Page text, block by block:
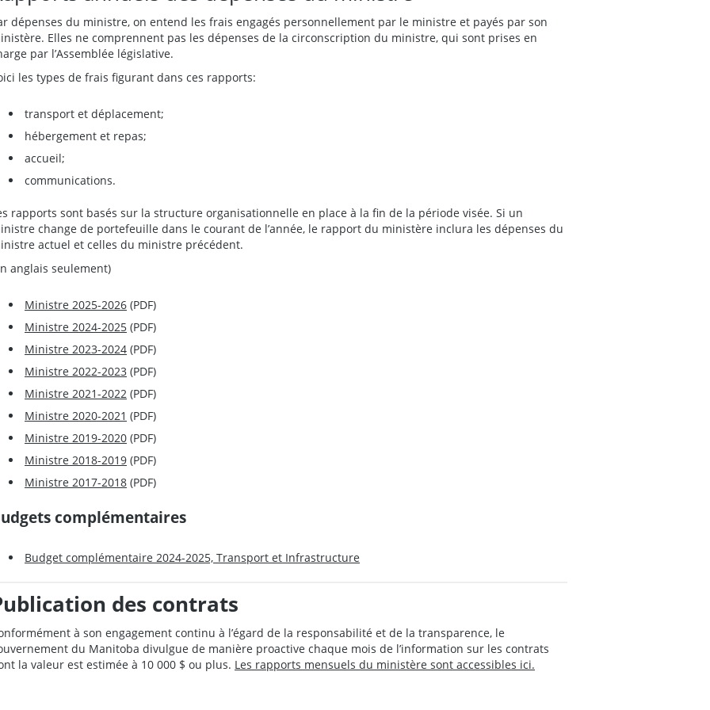
dépenses du ministre, on entend les frais engagés personnellement par le ministre et payés par son
Elles ne comprennent pas les dépenses de la circonscription du ministre, qui sont prises en
par l’Assemblée législative.
les types de frais figurant dans ces rapports:
transport et déplacement;
hébergement et repas;
accueil;
communications.
rapports sont basés sur la structure organisationnelle en place à la fin de la période visée. Si un
change de portefeuille dans le courant de l’année, le rapport du ministère inclura les dépenses du
actuel et celles du ministre précédent.
anglais seulement)
Ministre 2025-2026 (PDF)
Ministre 2024-2025 (PDF)
Ministre 2023-2024 (PDF)
Ministre 2022-2023 (PDF)
Ministre 2021-2022 (PDF)
Ministre 2020-2021 (PDF)
Ministre 2019-2020 (PDF)
Ministre 2018-2019 (PDF)
Ministre 2017-2018 (PDF)
complémentaires
Budget complémentaire 2024-2025, Transport et Infrastructure
des contrats
à son engagement continu à l’égard de la responsabilité et de la transparence, le
du Manitoba divulgue de manière proactive chaque mois de l’information sur les contrats
la valeur est estimée à 10 000 $ ou plus. Les rapports mensuels du ministère sont accessibles ici.